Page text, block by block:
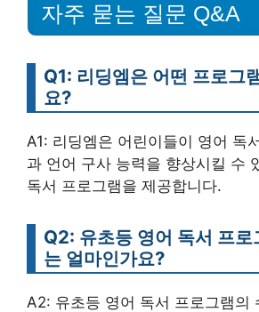
자주 묻는 질문 Q&A
Q1: 리딩엠은 어떤 프로그
요?
A1: 리딩엠은 어린이들이 영어 독
과 언어 구사 능력을 향상시킬 수
독서 프로그램을 제공합니다.
Q2: 유초등 영어 독서 프로
는 얼마인가요?
A2: 유초등 영어 독서 프로그램의